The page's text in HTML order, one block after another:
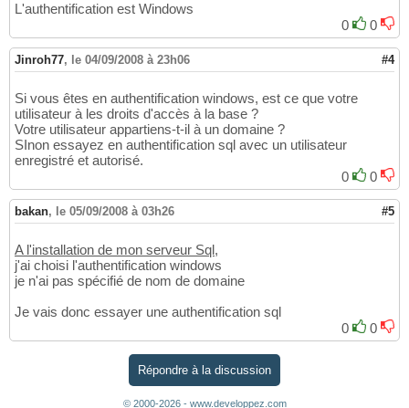
L'authentification est Windows
0
0
Jinroh77, le 04/09/2008 à 23h06 #4
Si vous êtes en authentification windows, est ce que votre
utilisateur à les droits d'accès à la base ?
Votre utilisateur appartiens-t-il à un domaine ?
SInon essayez en authentification sql avec un utilisateur
enregistré et autorisé.
0
0
bakan, le 05/09/2008 à 03h26 #5
A l'installation de mon serveur Sql,
j'ai choisi l'authentification windows
je n'ai pas spécifié de nom de domaine
Je vais donc essayer une authentification sql
0
0
Répondre à la discussion
© 2000-2026 - www.developpez.com